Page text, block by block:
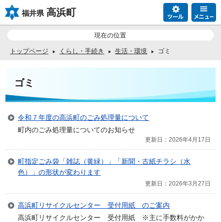
福井県 高浜町
現在の位置
トップページ くらし・手続き 生活・環境 ゴミ
ゴミ
令和７年度の高浜町のごみ処理量について
町内のごみ処理量についてのお知らせ
更新日：2026年4月17日
町指定ごみ袋「雑誌（黄緑）」「新聞・古紙チラシ（水
色）」の形状が変わります
更新日：2026年3月27日
高浜町リサイクルセンター 受付用紙 のご案内
高浜町リサイクルセンター 受付用紙 ※主に手数料がかか